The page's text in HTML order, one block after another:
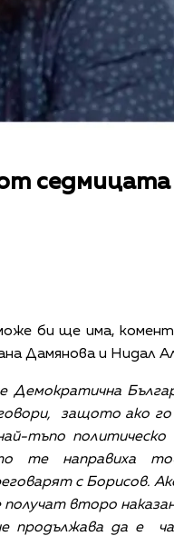
би ще има,
Дамянова и Нидал
Демократична
защото ако го
тъпо
те направиха
с Борисов.
второ
продължава да е